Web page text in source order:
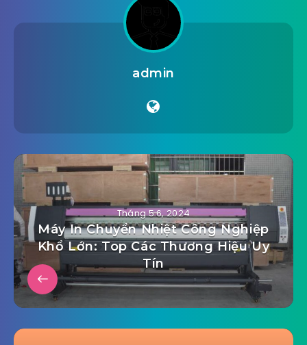
admin
Tháng 5 6, 2024
Máy In Chuyển Nhiệt Công Nghiệp
Khổ Lớn: Top Các Thương Hiệu Uy
Tín